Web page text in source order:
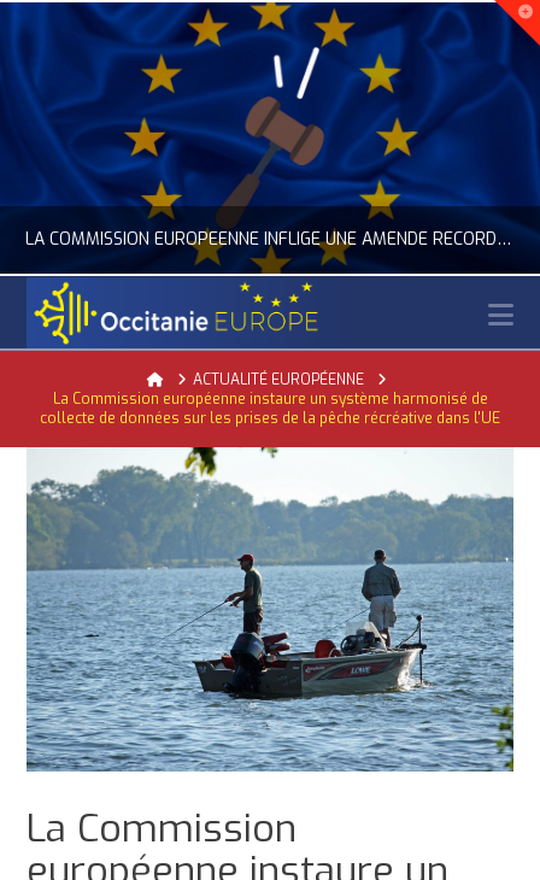
LA COMMISSION EUROPÉENNE INFLIGE UNE AMENDE RECORD À GOOGLE
ACTUALITÉ DE L'UNION EUROPÉENNE, ACTUALITÉ DE LA REPRÉSENTATION D’OCCITANIE EUROPE, NUMÉRIQUE- DIGITAL
JUILLET 24, 2026
HomeACTUALITÉ EUROPÉENNE
La Commission européenne instaure un système harmonisé de
collecte de données sur les prises de la pêche récréative dans l'UE
La Commission